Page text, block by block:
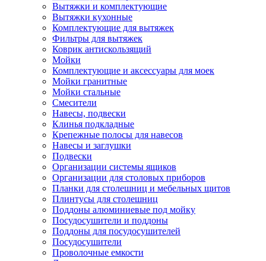
Вытяжки и комплектующие
Вытяжки кухонные
Комплектующие для вытяжек
Фильтры для вытяжек
Коврик антискользящий
Мойки
Комплектующие и аксессуары для моек
Мойки гранитные
Мойки стальные
Смесители
Навесы, подвески
Клинья подкладные
Крепежные полосы для навесов
Навесы и заглушки
Подвески
Организации системы ящиков
Организации для столовых приборов
Планки для столешниц и мебельных щитов
Плинтусы для столешниц
Поддоны алюминиевые под мойку
Посудосушители и поддоны
Поддоны для посудосушителей
Посудосушители
Проволочные емкости